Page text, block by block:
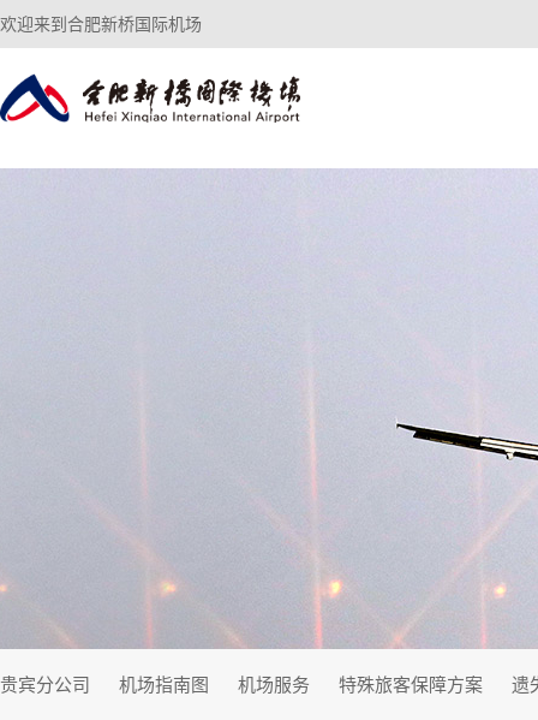
欢迎来到合肥新桥国际机场
贵宾分公司 机场指南图 机场服务 特殊旅客保障方案 遗